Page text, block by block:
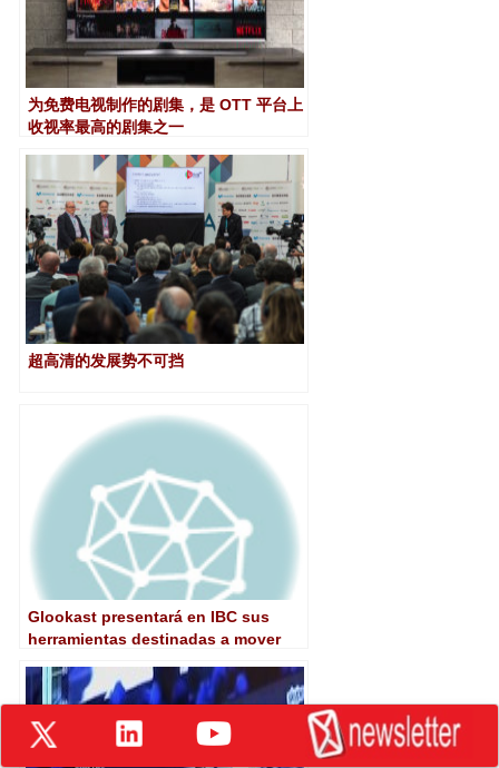
为免费电视制作的剧集，是 OTT 平台上
收视率最高的剧集之一
超高清的发展势不可挡
Glookast presentará en IBC sus
herramientas destinadas a mover